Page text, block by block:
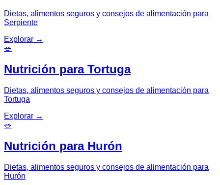
Dietas, alimentos seguros y consejos de alimentación para
Serpiente
Explorar →
🥗
Nutrición para Tortuga
Dietas, alimentos seguros y consejos de alimentación para
Tortuga
Explorar →
🥗
Nutrición para Hurón
Dietas, alimentos seguros y consejos de alimentación para
Hurón